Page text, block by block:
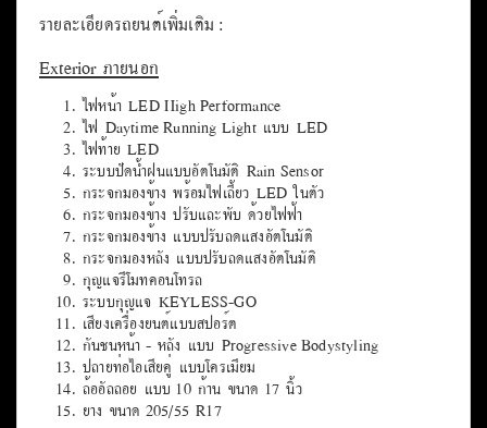
รายละเอียดรถยนต์เพิ่มเติม :
Exterior ภายนอก
ไฟหน้า LED High Performance
ไฟ Daytime Running Light แบบ LED
ไฟท้าย LED
ระบบปัดน้ำฝนแบบอัตโนมัติ Rain Sensor
กระจกมองข้าง พร้อมไฟเลี้ยว LED ในตัว
กระจกมองข้าง ปรับและพับ ด้วยไฟฟ้า
กระจกมองข้าง แบบปรับลดแสงอัตโนมัติ
กระจกมองหลัง แบบปรับลดแสงอัตโนมัติ
กุญแจรีโมทคอนโทรล
ระบบกุญแจ KEYLESS-GO
เสียงเครื่องยนต์แบบสปอร์ต
กันชนหน้า - หลัง แบบ Progressive Bodystyling
ปลายท่อไอเสียคู่ แบบโครเมียม
ล้ออัลลอย แบบ 10 ก้าน ขนาด 17 นิ้ว
ยาง ขนาด 205/55 R17